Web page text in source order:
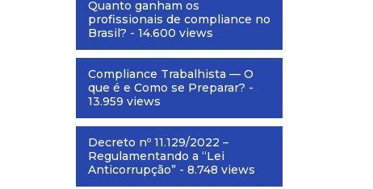
Quanto ganham os
profissionais de compliance no
Brasil? - 14.600 views
Compliance Trabalhista — O
que é e Como se Preparar? -
13.959 views
Decreto nº 11.129/2022 –
Regulamentando a “Lei
Anticorrupção” - 8.748 views